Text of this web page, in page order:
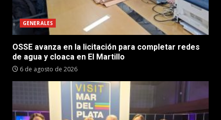
GENERALES
OSSE avanza en la licitación para completar redes
de agua y cloaca en El Martillo
6 de agosto de 2026